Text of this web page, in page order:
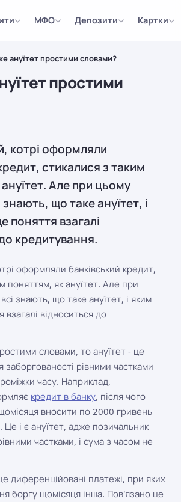
МФО Депозити Картки
ануїтет простими словами?
простими
котрі оформляли
стикалися з таким
Але при цьому
що таке ануїтет, і
поняття взагалі
кредитування.
оформляли банківський кредит,
поняттям, як ануїтет. Але при
знають, що таке ануїтет, і яким
відноситься до
словами, то ануїтет - це
заборгованості рівними частками
часу. Наприклад,
кредит в банку, після чого
вносити по 2000 гривень
Це і є ануїтет, адже позичальник
частками, і сума з часом не
диференційовані платежі, при яких
боргу щомісяця інша. Пов'язано це